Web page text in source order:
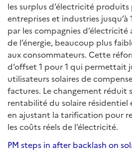
les surplus d’électricité produits
entreprises et industries jusqu’à
par les compagnies d’électricité
de l’énergie, beaucoup plus
aux consommateurs. Cette
d’offset 1 pour 1 qui permettait
utilisateurs solaires de
factures. Le changement réduit
rentabilité du solaire
en ajustant la tarification pour
les coûts réels de l’électricité.
PM steps in after backlash on